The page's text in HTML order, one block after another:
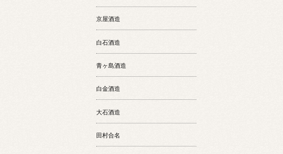
京屋酒造
白石酒造
青ヶ島酒造
白金酒造
大石酒造
田村合名